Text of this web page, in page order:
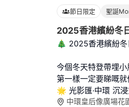
節日限定 聖誕
2025香港繽紛冬
🎄 2025香港繽紛
今個冬天特登帶埋
第一樣一定要睇嘅就
🌟 光影匯·中環 沉
中環皇后像廣場花